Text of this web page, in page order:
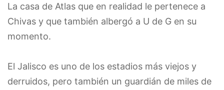
La casa de Atlas que en realidad le pertenece a
Chivas y que también albergó a U de G en su
momento.
El Jalisco es uno de los estadios más viejos y
derruidos, pero también un guardián de miles de